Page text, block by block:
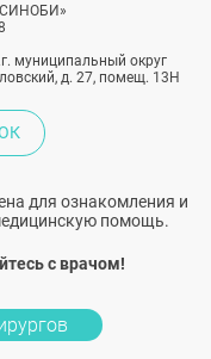
муниципальный округ
д. 27, помещ. 13Н
для ознакомления и
помощь.
с врачом!